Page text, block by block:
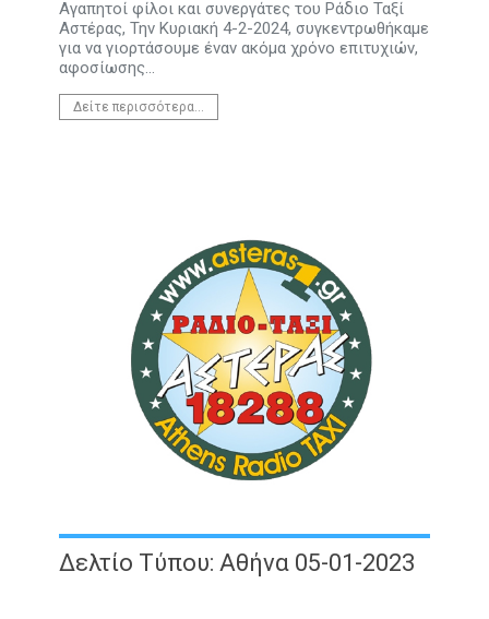
Αγαπητοί φίλοι και συνεργάτες του Ράδιο Ταξί
Αστέρας, Την Κυριακή 4-2-2024, συγκεντρωθήκαμε
για να γιορτάσουμε έναν ακόμα χρόνο επιτυχιών,
αφοσίωσης...
Δείτε περισσότερα...
Δελτίο Τύπου: Αθήνα 05-01-2023